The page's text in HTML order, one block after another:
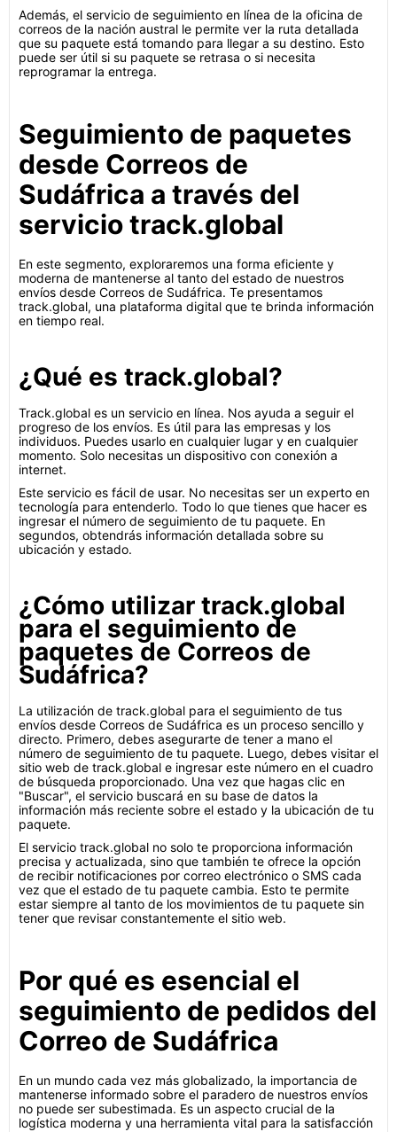
Además, el servicio de seguimiento en línea de la oficina de
correos de la nación austral le permite ver la ruta detallada
que su paquete está tomando para llegar a su destino. Esto
puede ser útil si su paquete se retrasa o si necesita
reprogramar la entrega.
Seguimiento de paquetes
desde Correos de
Sudáfrica a través del
servicio track.global
En este segmento, exploraremos una forma eficiente y
moderna de mantenerse al tanto del estado de nuestros
envíos desde Correos de Sudáfrica. Te presentamos
track.global, una plataforma digital que te brinda información
en tiempo real.
¿Qué es track.global?
Track.global es un servicio en línea. Nos ayuda a seguir el
progreso de los envíos. Es útil para las empresas y los
individuos. Puedes usarlo en cualquier lugar y en cualquier
momento. Solo necesitas un dispositivo con conexión a
internet.
Este servicio es fácil de usar. No necesitas ser un experto en
tecnología para entenderlo. Todo lo que tienes que hacer es
ingresar el número de seguimiento de tu paquete. En
segundos, obtendrás información detallada sobre su
ubicación y estado.
¿Cómo utilizar track.global
para el seguimiento de
paquetes de Correos de
Sudáfrica?
La utilización de track.global para el seguimiento de tus
envíos desde Correos de Sudáfrica es un proceso sencillo y
directo. Primero, debes asegurarte de tener a mano el
número de seguimiento de tu paquete. Luego, debes visitar el
sitio web de track.global e ingresar este número en el cuadro
de búsqueda proporcionado. Una vez que hagas clic en
"Buscar", el servicio buscará en su base de datos la
información más reciente sobre el estado y la ubicación de tu
paquete.
El servicio track.global no solo te proporciona información
precisa y actualizada, sino que también te ofrece la opción
de recibir notificaciones por correo electrónico o SMS cada
vez que el estado de tu paquete cambia. Esto te permite
estar siempre al tanto de los movimientos de tu paquete sin
tener que revisar constantemente el sitio web.
Por qué es esencial el
seguimiento de pedidos del
Correo de Sudáfrica
En un mundo cada vez más globalizado, la importancia de
mantenerse informado sobre el paradero de nuestros envíos
no puede ser subestimada. Es un aspecto crucial de la
logística moderna y una herramienta vital para la satisfacción